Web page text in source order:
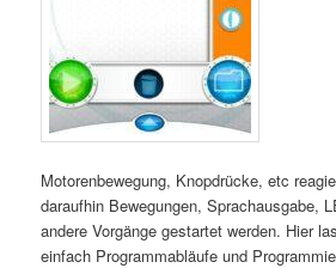
Motorenbewegung, Knopdrücke, etc
daraufhin Bewegungen, Sprachausgabe,
andere Vorgänge gestartet werden. Hier
einfach Programmabläufe und